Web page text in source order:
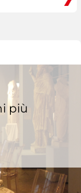
più